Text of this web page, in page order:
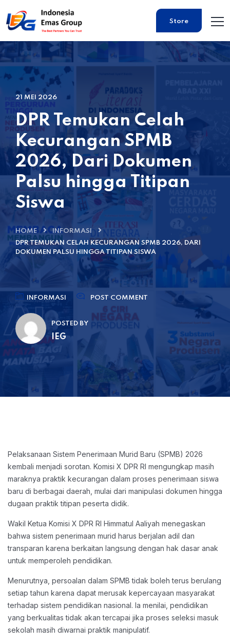
Store
21 MEI 2026
DPR Temukan Celah
Kecurangan SPMB
2026, Dari Dokumen
Palsu hingga Titipan
Siswa
HOME
INFORMASI
DPR TEMUKAN CELAH KECURANGAN SPMB 2026, DARI
DOKUMEN PALSU HINGGA TITIPAN SISWA
INFORMASI POST COMMENT
POSTED BY
IEG
Pelaksanaan Sistem Penerimaan Murid Baru (SPMB) 2026
kembali menjadi sorotan. Komisi X DPR RI mengungkap masih
maraknya praktik kecurangan dalam proses penerimaan siswa
baru di berbagai daerah, mulai dari manipulasi dokumen hingga
dugaan praktik titipan peserta didik.
Wakil Ketua Komisi X DPR RI Himmatul Aaliyah menegaskan
bahwa sistem penerimaan murid harus berjalan adil dan
transparan karena berkaitan langsung dengan hak dasar anak
untuk memperoleh pendidikan.
Menurutnya, persoalan dalam SPMB tidak boleh terus berulang
setiap tahun karena dapat merusak kepercayaan masyarakat
terhadap sistem pendidikan nasional. Ia menilai, pendidikan
yang berkualitas tidak akan tercapai jika proses seleksi masuk
sekolah masih diwarnai praktik manipulatif.